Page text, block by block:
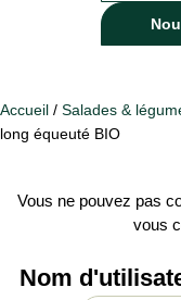
Accueil / Salades &
long équeuté BIO
Vous ne pouvez pas
vous
Nom